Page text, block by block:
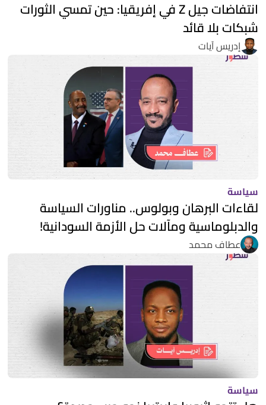
انتفاضات جيل Z في إفريقيا: حين تمسي الثورات
شبكات بلا قائد
إدريس آيات
سياسة
لقاءات البرهان وبولوس.. مناورات السياسة
والدبلوماسية ومآلات حل الأزمة السودانية!
عطاف محمد
سياسة